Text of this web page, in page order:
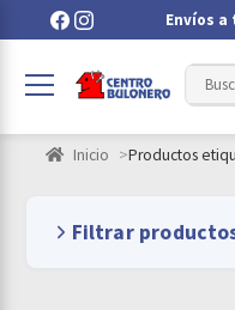
Envíos a
Inicio Productos
Filtrar